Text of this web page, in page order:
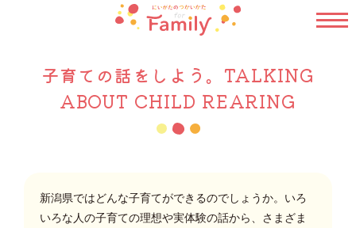
子育ての話をしよう。TALKING
ABOUT CHILD REARING
新潟県ではどんな子育てができるのでしょうか。いろ
いろな人の子育ての理想や実体験の話から、さまざま